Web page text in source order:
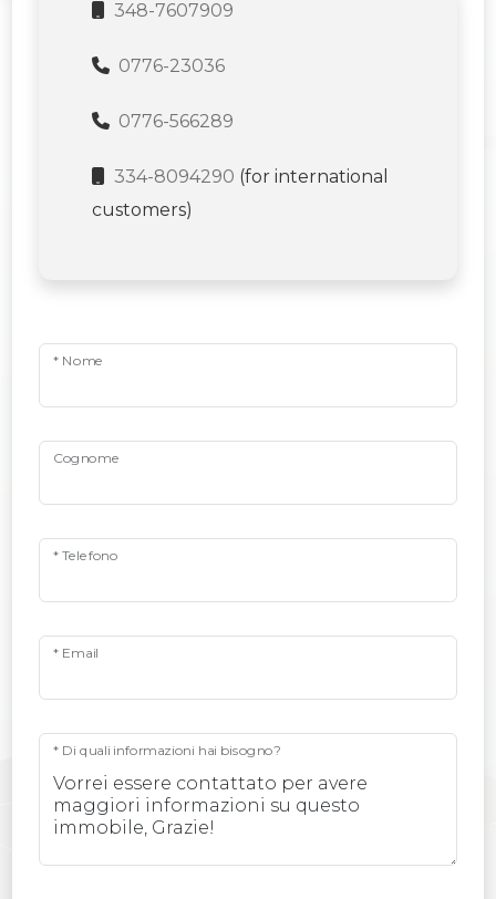
348-7607909
0776-23036
0776-566289
334-8094290 (for international
customers)
* Nome
Cognome
* Telefono
* Email
* Di quali informazioni hai bisogno?